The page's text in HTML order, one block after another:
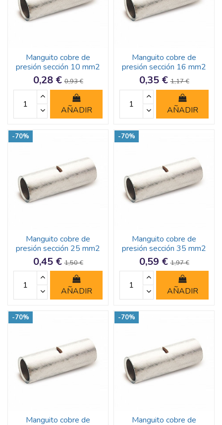
Manguito cobre de
presión sección 10 mm2
0,28 €0,93 €
AÑADIR
Manguito cobre de
presión sección 16 mm2
0,35 €1,17 €
AÑADIR
-70%
Manguito cobre de
presión sección 25 mm2
0,45 €1,50 €
AÑADIR
-70%
Manguito cobre de
presión sección 35 mm2
0,59 €1,97 €
AÑADIR
-70%
Manguito cobre de
-70%
Manguito cobre de